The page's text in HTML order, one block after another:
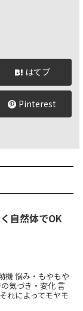
はてブ
Pinterest
自然体でOK
機 悩み・もやもや
気づき・変化 言
れによってモヤモ